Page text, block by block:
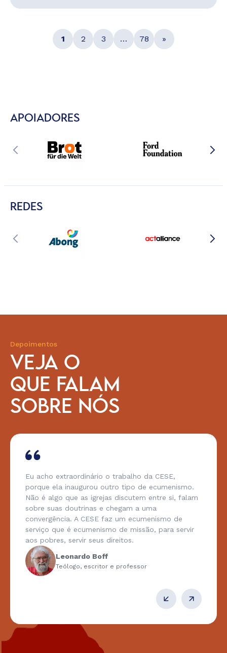
1 2 3 … 78 »
APOIADORES
REDES
Depoimentos
VEJA O
QUE FALAM
SOBRE NÓS
Eu acho extraordinário o trabalho da CESE,
porque ela inaugurou outro tipo de ecumenismo.
Não é algo que as igrejas discutem entre si, falam
sobre suas doutrinas e chegam a uma
convergência. A CESE faz um ecumenismo de
serviço que é ecumenismo de missão, para servir
aos pobres, servir seus direitos.
Leonardo Boff
Teólogo, escritor e professor